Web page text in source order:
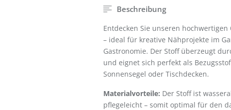
Beschreibung
Entdecken Sie unseren
– ideal für kreative Nähprojekte im
Gastronomie. Der Stoff überzeugt
und eignet sich perfekt als
Sonnensegel oder Tischdecken.
Materialvorteile: Der Stoff ist
pflegeleicht – somit optimal für den